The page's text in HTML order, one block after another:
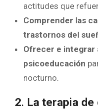
actitudes que
Comprender las
trastornos del
Ofrecer e integrar
psicoeducación
nocturno.
2. La terapia